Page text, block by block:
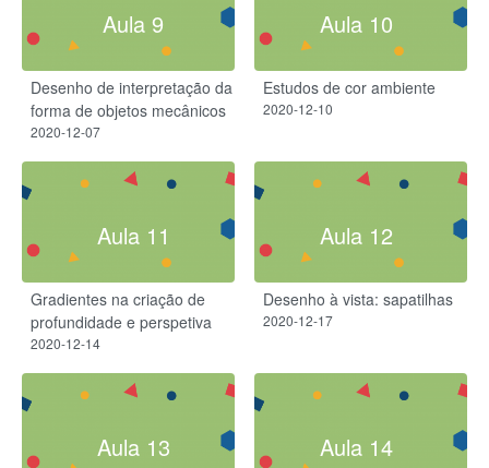
Aula 9
Desenho de interpretação da
forma de objetos mecânicos
2020-12-07
Aula 10
Estudos de cor ambiente
2020-12-10
Aula 11
Gradientes na criação de
profundidade e perspetiva
2020-12-14
Aula 12
Desenho à vista: sapatilhas
2020-12-17
Aula 13 Aula 14